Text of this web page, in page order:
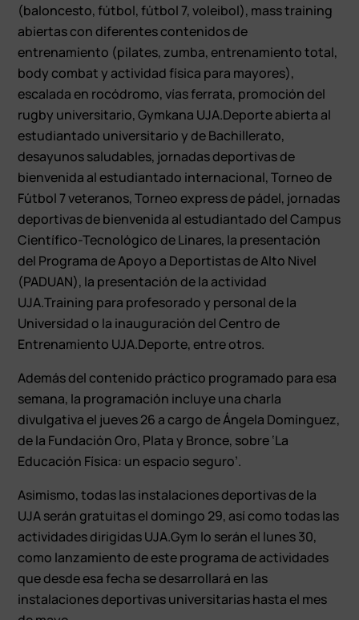
(baloncesto, fútbol, fútbol 7, voleibol), mass training
abiertas con diferentes contenidos de
entrenamiento (pilates, zumba, entrenamiento total,
body combat y actividad física para mayores),
escalada en rocódromo, vías ferrata, promoción del
rugby universitario, Gymkana UJA.Deporte abierta al
estudiantado universitario y de Bachillerato,
desayunos saludables, jornadas deportivas de
bienvenida al estudiantado internacional, Torneo de
Fútbol 7 veteranos, Torneo express de pádel, jornadas
deportivas de bienvenida al estudiantado del Campus
Científico-Tecnológico de Linares, la presentación
del Programa de Apoyo a Deportistas de Alto Nivel
(PADUAN), la presentación de la actividad
UJA.Training para profesorado y personal de la
Universidad o la inauguración del Centro de
Entrenamiento UJA.Deporte, entre otros.
Además del contenido práctico programado para esa
semana, la programación incluye una charla
divulgativa el jueves 26 a cargo de Ángela Domínguez,
de la Fundación Oro, Plata y Bronce, sobre ‘La
Educación Física: un espacio seguro’.
Asimismo, todas las instalaciones deportivas de la
UJA serán gratuitas el domingo 29, así como todas las
actividades dirigidas UJA.Gym lo serán el lunes 30,
como lanzamiento de este programa de actividades
que desde esa fecha se desarrollará en las
instalaciones deportivas universitarias hasta el mes